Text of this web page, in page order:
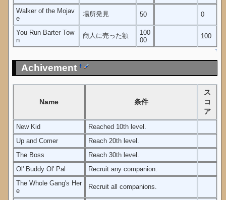
Walker of the Mojav
e
場所発見 50 0
You Run Barter Tow
n
商人に売った額
100
00
100
↑
Achivement†
Name 条件
ス
コ
ア
New Kid
Reached 10th level.
Up and Comer
Reach 20th level.
The Boss
Reach 30th level.
Ol' Buddy Ol' Pal
Recruit any companion.
The Whole Gang's Her
e
Recruit all companions.